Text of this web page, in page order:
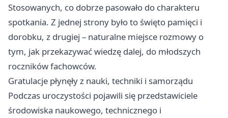
Stosowanych, co dobrze pasowało do charakteru
spotkania. Z jednej strony było to święto pamięci i
dorobku, z drugiej – naturalne miejsce rozmowy o
tym, jak przekazywać wiedzę dalej, do młodszych
roczników fachowców.
Gratulacje płynęły z nauki, techniki i samorządu
Podczas uroczystości pojawili się przedstawiciele
środowiska naukowego, technicznego i